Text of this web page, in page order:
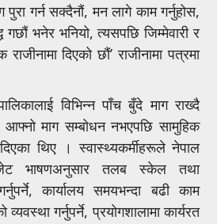
गर्न सक्दैनौं, मन लागे काम गर्नुहोस,
भनेर भनियो, त्यसपछि जिम्मेवारी र
दिएको छौं’ राजीनामा पत्रमा
विभिन्न पाँच बुँदे माग राख्दै
आफ्नो माग सम्बोधन नभएपछि सामुहिक
दिएका थिए । स्वास्थ्यकर्मीहरूले नेपाल
भाषणअनुसार तलब स्केल तथा
कार्यालय समयभन्दा बढी काम
व्यवस्था गर्नुपर्ने, प्रयोगशालामा कार्यरत